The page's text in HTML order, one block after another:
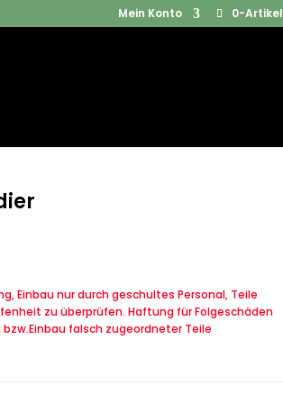
Mein Konto 0-Artikel
Products
Einbau nur durch geschultes Personal, Teile
zu überprüfen. Haftung für Folgeschäden
falsch zugeordneter Teile